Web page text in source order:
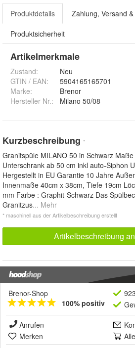
Produktdetails Zahlung, Versand
Produktsicherheit
Artikelmerkmale
Zustand:
Neu
GTIN / EAN:
5904165165701
Marke:
Brenor
Hersteller Nr.:
Milano 50/08
Kurzbeschreibung *
Granitspüle MILANO 50 in Schwarz
Unterschrank ab 50 cm inkl auto-Siphon
Hergestellt in EU Garantie 10 Jahre
Innenmaße 40cm x 38cm, Tiefe 19cm
mm Farbe : Graphit-Schwarz Das
Granitzus... Mehr
* maschinell aus der Artikelbeschreibung erstellt
Artikelbeschreibung
Brenor-Shop
100% positiv
Anrufen
Merken